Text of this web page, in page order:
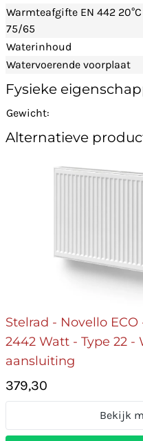
Warmteafgifte EN 442
75/65
Waterinhoud
Watervoerende voorplaat
Fysieke
Gewicht:
Alternatieve
Stelrad - Novello
2442 Watt - Type 22
aansluiting
379,30
Bekijk